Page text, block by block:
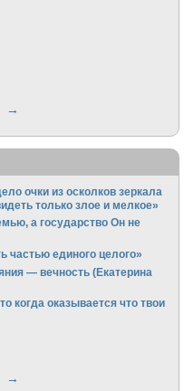
→
очки из осколков зеркала
только злое и мелкое»
а государство Он не
частью единого целого»
— вечность (Екатерина
когда оказывается что твои
→